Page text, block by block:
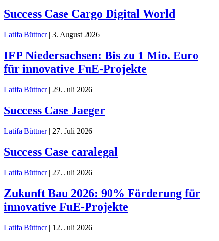
Success Case Cargo Digital World
Latifa Büttner | 3. August 2026
IFP Niedersachsen: Bis zu 1 Mio. Euro
für innovative FuE-Projekte
Latifa Büttner | 29. Juli 2026
Success Case Jaeger
Latifa Büttner | 27. Juli 2026
Success Case caralegal
Latifa Büttner | 27. Juli 2026
Zukunft Bau 2026: 90% Förderung für
innovative FuE-Projekte
Latifa Büttner | 12. Juli 2026